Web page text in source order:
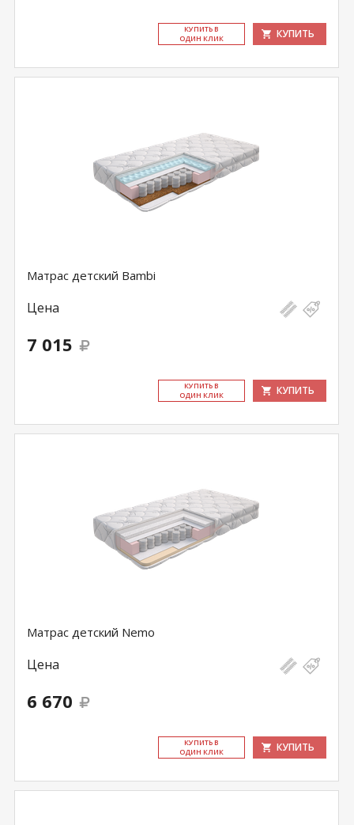
КУ­ПИТЬ В
ОДИН КЛИК
КУПИТЬ
Матрас детский Bambi
Цена
7 015
КУ­ПИТЬ В
ОДИН КЛИК
КУПИТЬ
Матрас детский Nemo
Цена
6 670
КУ­ПИТЬ В
ОДИН КЛИК
КУПИТЬ